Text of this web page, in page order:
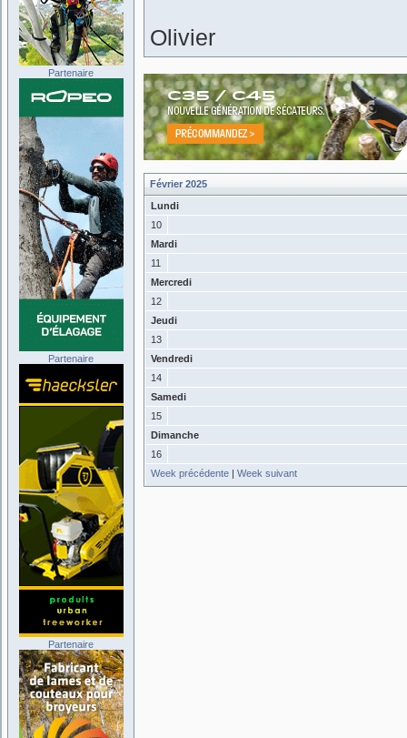
Olivier
Février 2025
Lundi
10
Mardi
11
Mercredi
12
Jeudi
13
Vendredi
14
Samedi
15
Dimanche
16
Week précédente | Week suivant
Partenaire
Partenaire
Partenaire